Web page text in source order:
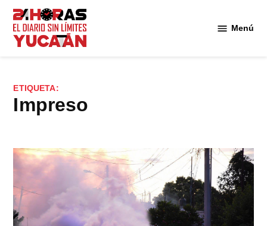
Saltar
contenido
Menú
ETIQUETA:
impreso